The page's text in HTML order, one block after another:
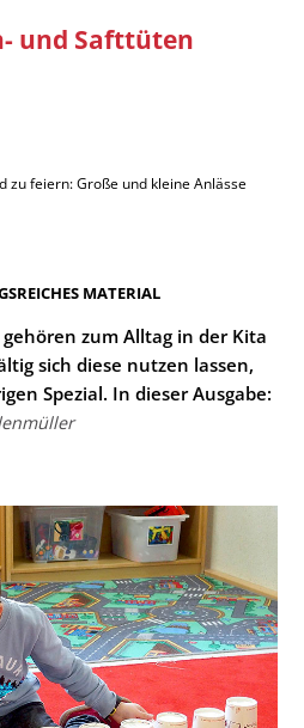
und Safttüten
zu feiern: Große und kleine Anlässe
MATERIAL
zum Alltag in der Kita
sich diese nutzen lassen,
Spezial. In dieser Ausgabe: